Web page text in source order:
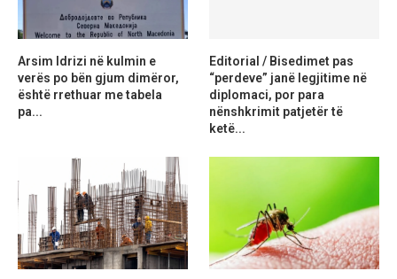
Arsim Idrizi në kulmin e
verës po bën gjum dimëror,
është rrethuar me tabela
pa...
Editorial / Bisedimet pas
“perdeve” janë legjitime në
diplomaci, por para
nënshkrimit patjetër të
ketë...